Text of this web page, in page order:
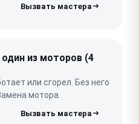
из моторов (4
или сгорел. Без него
мотора.